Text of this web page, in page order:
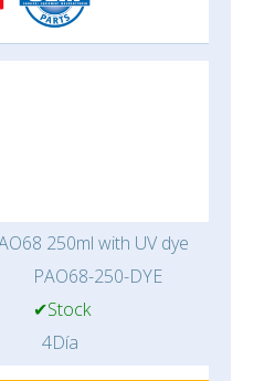
250ml with UV dye
PAO68-250-DYE
✔Stock
4Día